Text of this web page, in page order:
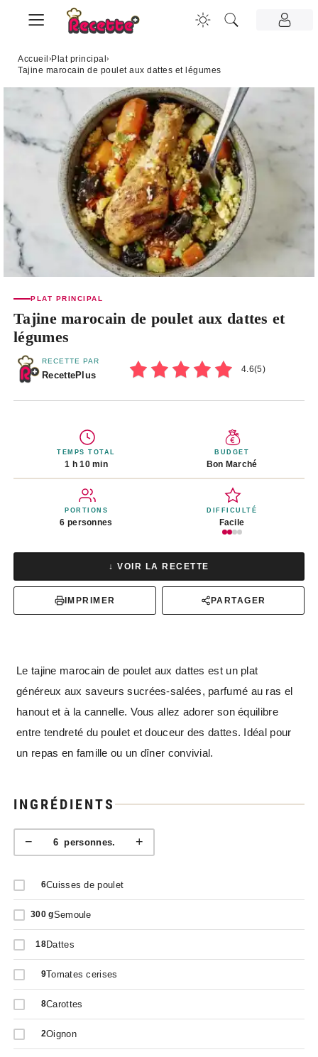
Accueil ›Plat principal ›
Tajine marocain de poulet aux dattes et légumes
PLAT PRINCIPAL
Tajine marocain de poulet aux dattes et
légumes
RECETTE PAR
RecettePlus
4.6(5)
TEMPS TOTAL
1 h 10 min
BUDGET
Bon Marché
PORTIONS
6 personnes
DIFFICULTÉ
Facile
↓ VOIR LA RECETTE
IMPRIMER PARTAGER
Le tajine marocain de poulet aux dattes est un plat
généreux aux saveurs sucrées-salées, parfumé au ras el
hanout et à la cannelle. Vous allez adorer son équilibre
entre tendreté du poulet et douceur des dattes. Idéal pour
un repas en famille ou un dîner convivial.
INGRÉDIENTS
− 6personnes. +
6Cuisses de poulet
300 gSemoule
18Dattes
9Tomates cerises
8Carottes
2Oignon